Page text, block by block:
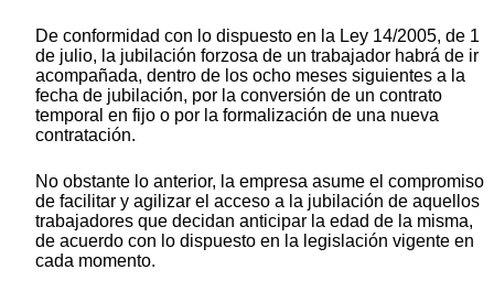
De conformidad con lo dispuesto en la Ley 14/2005, de 1
de julio, la jubilación forzosa de un trabajador habrá de ir
acompañada, dentro de los ocho meses siguientes a la
fecha de jubilación, por la conversión de un contrato
temporal en fijo o por la formalización de una nueva
contratación.
No obstante lo anterior, la empresa asume el compromiso
de facilitar y agilizar el acceso a la jubilación de aquellos
trabajadores que decidan anticipar la edad de la misma,
de acuerdo con lo dispuesto en la legislación vigente en
cada momento.